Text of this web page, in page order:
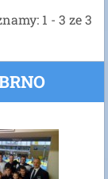
1 - 3 ze 3